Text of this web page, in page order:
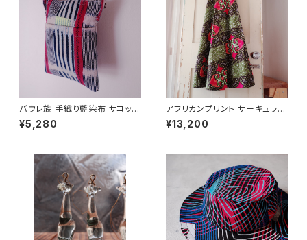
バウレ族 手織り藍染布 サコッシ
ュ/ショルダーバッグ
¥5,280
アフリカンプリント サーキュラー
ラップスカート
¥13,200